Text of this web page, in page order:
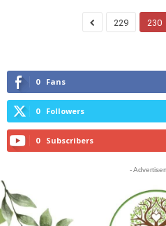
229 230
0 Fans
0 Followers
0 Subscribers
-